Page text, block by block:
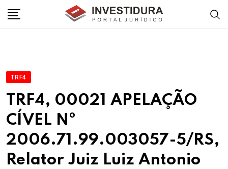
TRF4
TRF4, 00021 APELAÇÃO
CÍVEL Nº
2006.71.99.003057-5/RS,
Relator Juiz Luiz Antonio